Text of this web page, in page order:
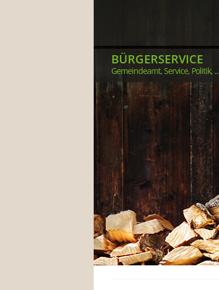
BÜRGERSERVICE
Gemeindeamt, Service, Politik, ...